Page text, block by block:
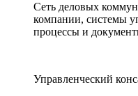
Сеть деловых
компании, системы
процессы и
Управленческий